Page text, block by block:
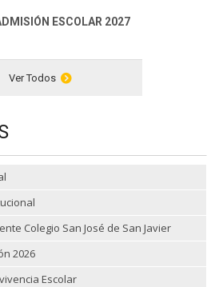
ESCOLAR 2027
Ver Todos
Colegio San José de San Javier
2026
Escolar